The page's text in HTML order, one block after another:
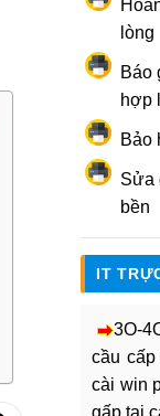
lòng
Báo
hợp
Bảo
Sửa
bền
IT
3O-
cầu
cài win
gấp tại